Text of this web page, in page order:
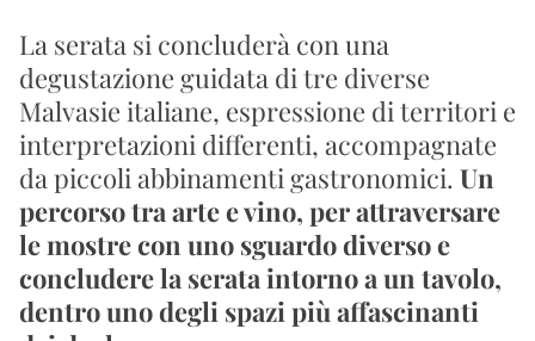
La serata si concluderà con una
degustazione guidata di tre diverse
Malvasie italiane, espressione di territori e
interpretazioni differenti, accompagnate
da piccoli abbinamenti gastronomici. Un
percorso tra arte e vino, per attraversare
le mostre con uno sguardo diverso e
concludere la serata intorno a un tavolo,
dentro uno degli spazi più affascinanti